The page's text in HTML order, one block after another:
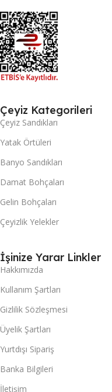
Çeyiz Kategorileri
Çeyiz Sandıkları
Yatak Örtüleri
Banyo Sandıkları
Damat Bohçaları
Gelin Bohçaları
Çeyizlik Yelekler
İşinize Yarar Linkler
Hakkımızda
Kullanım Şartları
Gizlilik Sözleşmesi
Üyelik Şartları
Yurtdışı Sipariş
Banka Bilgileri
İletişim